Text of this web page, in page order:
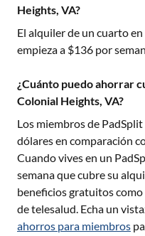
Heights, VA?
El alquiler de un cuarto
empieza a $136 por
¿Cuánto puedo ahorrar
Colonial Heights, VA?
Los miembros de
dólares en comparación
Cuando vives en un
semana que cubre su
beneficios gratuitos
de telesalud. Echa un
ahorros para miembros